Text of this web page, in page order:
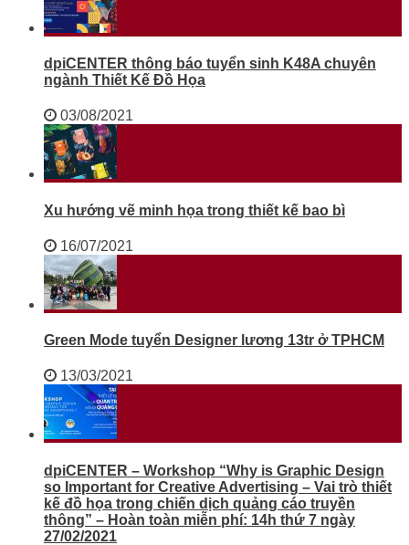
dpiCENTER thông báo tuyển sinh K48A chuyên
ngành Thiết Kế Đồ Họa
03/08/2021
Xu hướng vẽ minh họa trong thiết kế bao bì
16/07/2021
Green Mode tuyển Designer lương 13tr ở TPHCM
13/03/2021
dpiCENTER – Workshop “Why is Graphic Design
so Important for Creative Advertising – Vai trò thiết
kế đồ họa trong chiến dịch quảng cáo truyền
thông” – Hoàn toàn miễn phí: 14h thứ 7 ngày
27/02/2021